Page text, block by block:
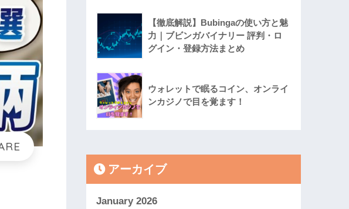
【徹底解説】Bubingaの使い方と魅
力｜ブビンガバイナリー 評判・ロ
グイン・登録方法まとめ
ウォレットで眠るコイン、オンライ
ンカジノで目を覚ます！
アーカイブ
January 2026